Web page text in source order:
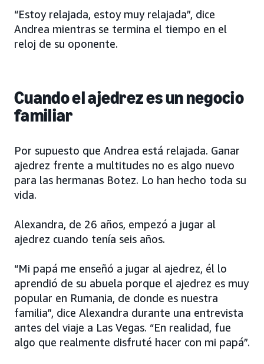
“Estoy relajada, estoy muy relajada”, dice
Andrea mientras se termina el tiempo en el
reloj de su oponente.
Cuando el ajedrez es un negocio
familiar
Por supuesto que Andrea está relajada. Ganar
ajedrez frente a multitudes no es algo nuevo
para las hermanas Botez. Lo han hecho toda su
vida.
Alexandra, de 26 años, empezó a jugar al
ajedrez cuando tenía seis años.
“Mi papá me enseñó a jugar al ajedrez, él lo
aprendió de su abuela porque el ajedrez es muy
popular en Rumania, de donde es nuestra
familia”, dice Alexandra durante una entrevista
antes del viaje a Las Vegas. “En realidad, fue
algo que realmente disfruté hacer con mi papá”.